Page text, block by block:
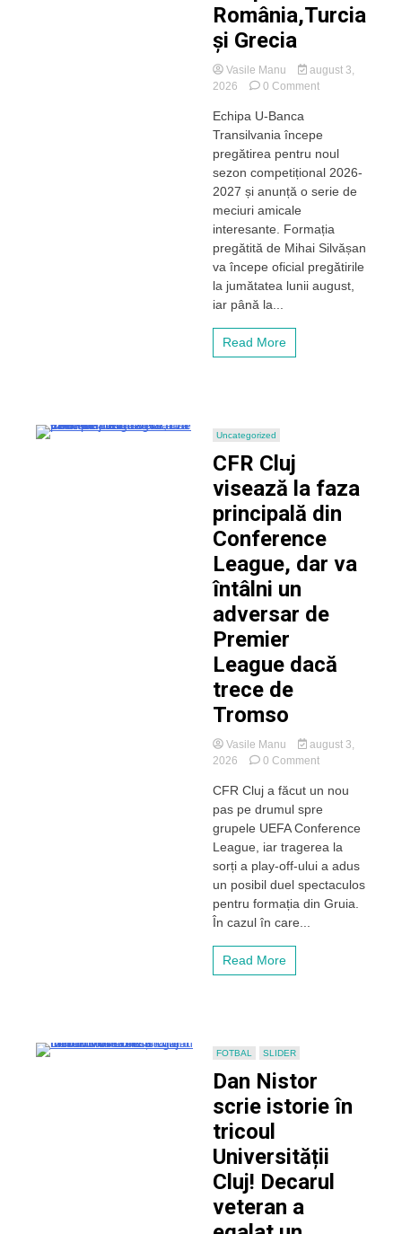
România,Turcia
și Grecia
Vasile Manu
august 3,
2026
0 Commenton
Cluj-
Napoca
începe
pentru
sezon
și
sună
Amicale
Echipa U-Banca
Transilvania începe
pregătirea pentru noul
sezon competițional 2026-
2027 și anunță o serie de
meciuri amicale
interesante. Formația
pregătită de Mihai Silvășan
va începe oficial pregătirile
la jumătatea lunii august,
iar până la...
Read More
Uncategorized
CFR Cluj
visează la faza
principală din
Conference
League, dar va
întâlni un
adversar de
Premier
League dacă
trece de
Tromso
Vasile Manu
august 3,
2026
0 Commenton
Cluj
visează
la
faza
din
Conference
League,
Tromso
CFR Cluj a făcut un nou
pas pe drumul spre
grupele UEFA Conference
League, iar tragerea la
sorți a play-off-ului a adus
un posibil duel spectaculos
pentru formația din Gruia.
În cazul în care...
Read More
FOTBAL SLIDER
Dan Nistor
scrie istorie în
tricoul
Universității
Cluj! Decarul
veteran a